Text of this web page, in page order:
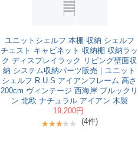
ユニットシェルフ 本棚 収納 シェルフ
チェスト キャビネット 収納棚 収納ラッ
ク ディスプレイラック リビング壁面収
納 システム収納パーツ販売｜ユニット
シェルフ R.U.S アイアンフレーム 高さ
200cm ヴィンテージ 西海岸 ブルックリ
ン 北欧 ナチュラル アイアン 木製
19,200円
(4件)